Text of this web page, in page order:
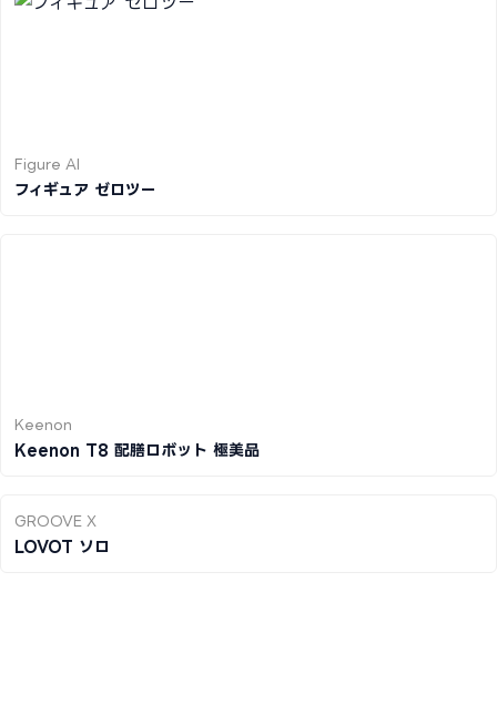
Figure AI
フィギュア ゼロツー
Keenon
Keenon T8 配膳ロボット 極美品
GROOVE X
LOVOT ソロ